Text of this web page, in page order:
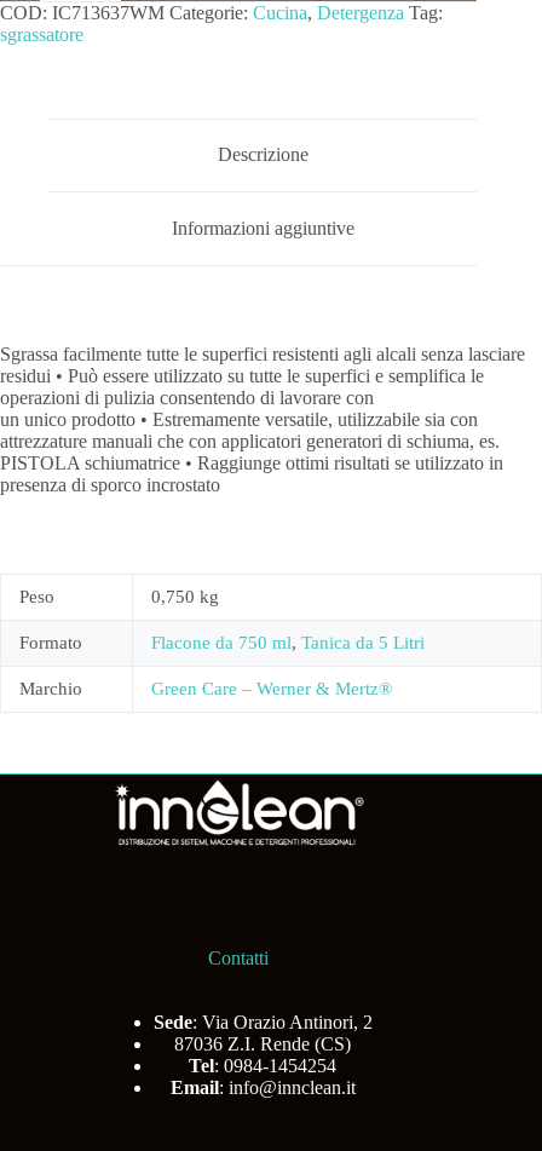
COD: IC713637WM Categorie: Cucina, Detergenza Tag:
sgrassatore
Descrizione
Informazioni aggiuntive
Sgrassa facilmente tutte le superfici resistenti agli alcali senza lasciare
residui • Può essere utilizzato su tutte le superfici e semplifica le
operazioni di pulizia consentendo di lavorare con
un unico prodotto • Estremamente versatile, utilizzabile sia con
attrezzature manuali che con applicatori generatori di schiuma, es.
PISTOLA schiumatrice • Raggiunge ottimi risultati se utilizzato in
presenza di sporco incrostato
Peso 0,750 kg
Formato Flacone da 750 ml, Tanica da 5 Litri
Marchio Green Care – Werner & Mertz®
Contatti
Sede: Via Orazio Antinori, 2
87036 Z.I. Rende (CS)
Tel: 0984-1454254
Email: info@innclean.it